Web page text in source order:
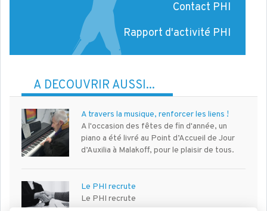
Contact PHI
Rapport d'activité PHI
À DÉCOUVRIR AUSSI...
A travers la musique, renforcer les liens !
A l'occasion des fêtes de fin d'année, un
piano a été livré au Point d’Accueil de Jour
d’Auxilia à Malakoff, pour le plaisir de tous.
Le PHI recrute
Le PHI recrute